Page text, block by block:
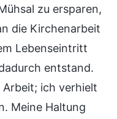
zu ersparen,
die Kirchenarbeit
Lebenseintritt
entstand.
ich verhielt
Meine Haltung